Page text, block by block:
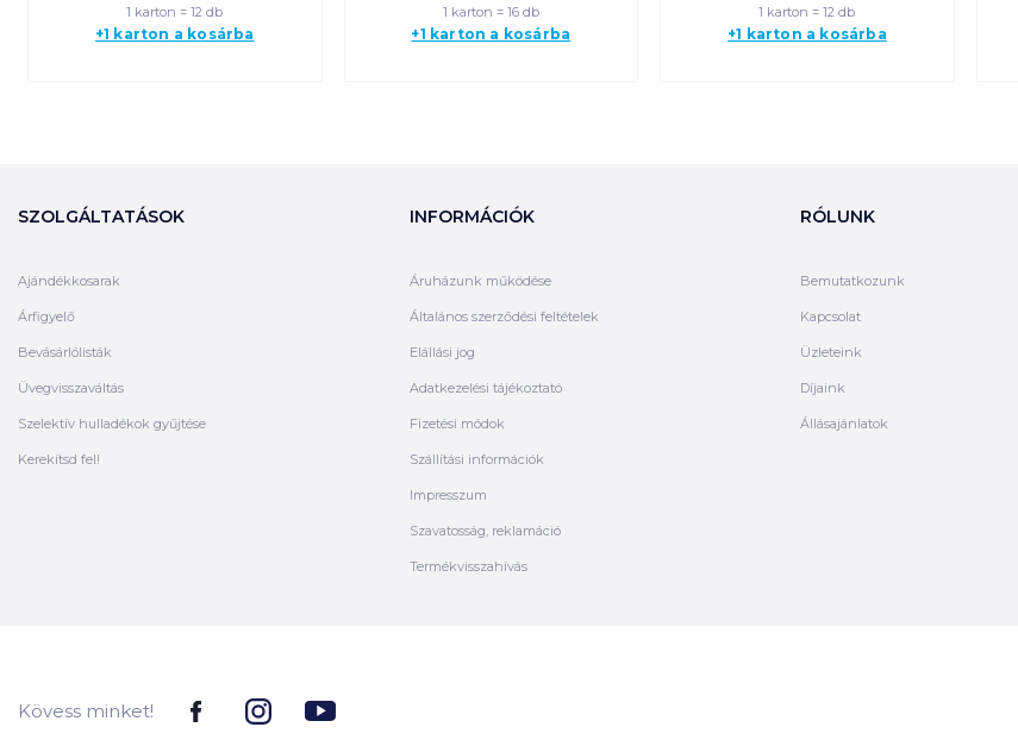
1 karton = 12 db
+1 karton a kosárba
1 karton = 16 db
+1 karton a kosárba
1 karton = 12 db
+1 karton a kosárba
SZOLGÁLTATÁSOK
Ajándékkosarak
Árfigyelő
Bevásárlólisták
Üvegvisszaváltás
Szelektív hulladékok gyűjtése
Kerekítsd fel!
INFORMÁCIÓK
Áruházunk működése
Általános szerződési feltételek
Elállási jog
Adatkezelési tájékoztató
Fizetési módok
Szállítási információk
Impresszum
Szavatosság, reklamáció
Termékvisszahívás
RÓLUNK
Bemutatkozunk
Kapcsolat
Üzleteink
Díjaink
Állásajánlatok
Kövess minket!